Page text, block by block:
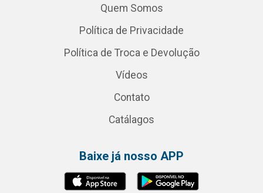
Quem Somos
Política de Privacidade
Política de Troca e Devolução
Vídeos
Contato
Catálagos
Baixe já nosso APP